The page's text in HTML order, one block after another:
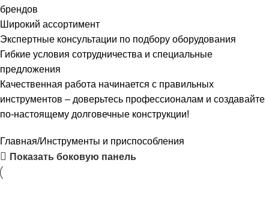
брендов
Широкий ассортимент
Экспертные консультации по подбору оборудования
Гибкие условия сотрудничества и специальные
предложения
Качественная работа начинается с правильных
инструментов – доверьтесь профессионалам и создавайте
по-настоящему долговечные конструкции!
Главная Инструменты и приспособления
Показать боковую панель